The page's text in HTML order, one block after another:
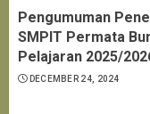
Pengumuman
SMPIT Permata
Pelajaran 2025/
DECEMBER 24, 2024